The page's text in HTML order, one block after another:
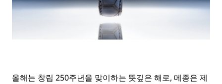
올해는 창립 250주년을 맞이하는 뜻깊은 해로, 메종은 제